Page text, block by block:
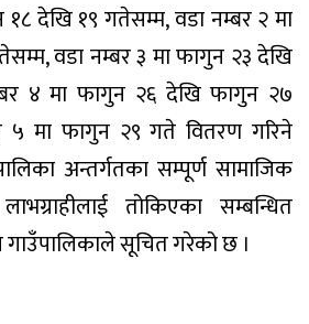
१८ देखि १९ गतेसम्म, वडा नम्बर २ मा
वडा नम्बर ३ मा फागुन २३ देखि
४ मा फागुन २६ देखि फागुन २७
५ मा फागुन २९ गते वितरण गरिने
अन्तर्गतका सम्पूर्ण सामाजिक
तोकिएका सम्बन्धित
सूचित गरेको छ ।